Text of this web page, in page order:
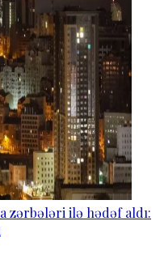
zərbələri ilə hədəf aldı: